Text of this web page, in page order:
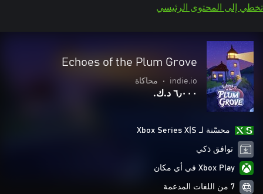
تخطي إلى المحتوى الرئيسي
Echoes of the Plum Grove
indie.io
• محاكاة
٦٫٠٠٠ د.ك.‏
محسّنة لـ Xbox Series X|S
توافق ذكي
Xbox Play في أي مكان
7 من اللغات المدعمة